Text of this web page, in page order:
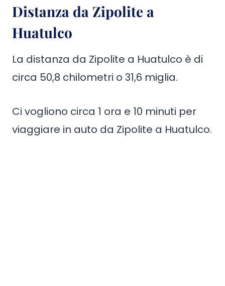
Distanza da Zipolite a
Huatulco
La distanza da Zipolite a Huatulco è di
circa 50,8 chilometri o 31,6 miglia.
Ci vogliono circa 1 ora e 10 minuti per
viaggiare in auto da Zipolite a Huatulco.